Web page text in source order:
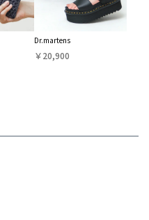
Dr.martens
￥20,900